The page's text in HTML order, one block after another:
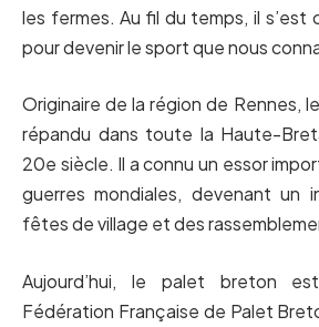
les fermes. Au fil du temps, il
pour devenir le sport que nous
Originaire de la région de Rennes,
répandu dans toute la Haute-
20e siècle. Il a connu un essor
guerres mondiales, devenant un
fêtes de village et des
Aujourd’hui, le palet breton
Fédération Française de Palet